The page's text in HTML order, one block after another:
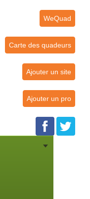
WeQuad
Carte des quadeurs
Ajouter un site
Ajouter un pro